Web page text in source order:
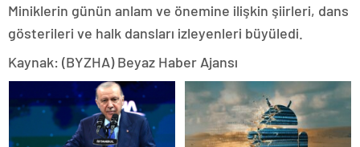
Miniklerin günün anlam ve önemine ilişkin şiirleri, dans
gösterileri ve halk dansları izleyenleri büyüledi.
Kaynak: (BYZHA) Beyaz Haber Ajansı